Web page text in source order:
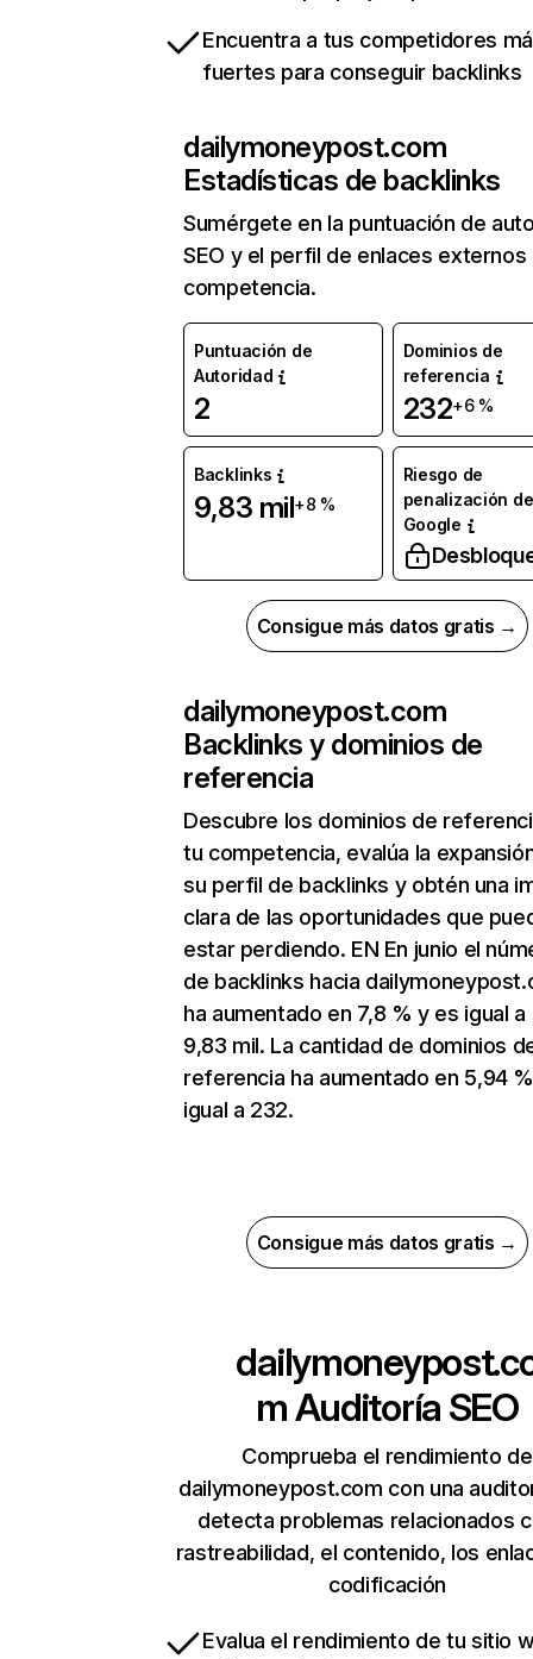
Encuentra a tus competidores
fuertes para conseguir backlinks
dailymoneypost.com
Estadísticas de backlinks
Sumérgete en la puntuación de
SEO y el perfil de enlaces externos
competencia.
Puntuación de
Autoridad
2
Dominios de
referencia
232+6 %
Backlinks
9,83 mil+8 %
Riesgo de
penalización de
Google
Consigue más datos gratis →
dailymoneypost.com
Backlinks y dominios de
referencia
Descubre los dominios de
tu competencia, evalúa la
su perfil de backlinks y obtén una
clara de las oportunidades que
estar perdiendo. EN En junio el
de backlinks hacia
ha aumentado en 7,8 % y es igual a
9,83 mil. La cantidad de dominios
referencia ha aumentado en 5,94
igual a 232.
Consigue más datos gratis →
mAuditoría SEO
Comprueba el rendimiento de
dailymoneypost.com con una
detecta problemas relacionados
rastreabilidad, el contenido, los
codificación
Evalua el rendimiento de tu sitio